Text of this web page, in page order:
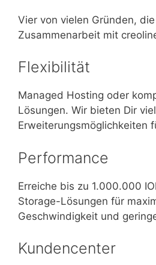
Vier von vielen Gründen,
Zusammenarbeit mit
Flexibilität
Managed Hosting oder
Lösungen. Wir bieten Dir
Erweiterungsmöglichkeiten
Performance
Erreiche bis zu 1.000.000
Storage-Lösungen für
Geschwindigkeit und
Kundencenter